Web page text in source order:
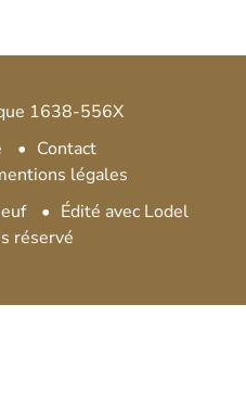
1638-556X
Contact
légales
Édité avec Lodel
réservé